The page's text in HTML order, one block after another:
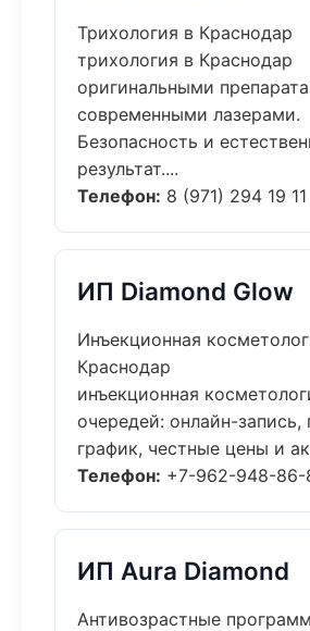
Трихология в Краснодар
трихология в Краснодар
оригинальными
современными лазерами.
Безопасность и
результат....
Телефон: 8 (971) 294 19 11
ИП Diamond Glow
Инъекционная
Краснодар
инъекционная
очередей: онлайн-запись,
график, честные цены и
Телефон: +7-962-948-86-
ИП Aura Diamond
Антивозрастные